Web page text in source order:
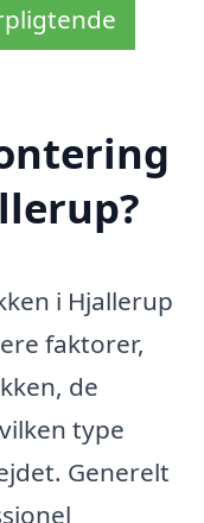
i Hjallerup
faktorer,
de
type
Generelt